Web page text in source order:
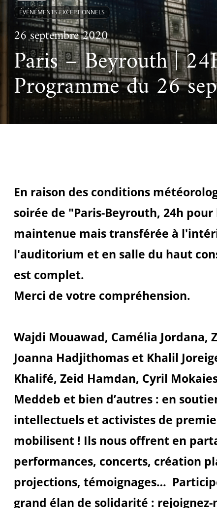
Festivals
Cinéma
Musique
Littérature et poésie
Centre de
Le projet de nouveau musée
Les rencontres économiques du monde arabe
Takam Tikou
Les Journées de l'histoire de l'IMA
ÉVÉNÉMENTS EXCEPTIONNELS
26 septembre 2020
Paris – Beyrouth |
Programme du 26
En raison des conditions
soirée de "Paris-Beyrouth, 24h
maintenue mais transférée à
l'auditorium et en salle du haut
est complet.
Merci de votre compréhension.
Wajdi Mouawad, Camélia Jordana,
Joanna Hadjithomas et Khalil
Khalifé, Zeid Hamdan, Cyril
Meddeb et bien d’autres : en
intellectuels et activistes de
mobilisent ! Ils nous offrent en
performances, concerts, création
projections, témoignages…
grand élan de solidarité : rejoignez-